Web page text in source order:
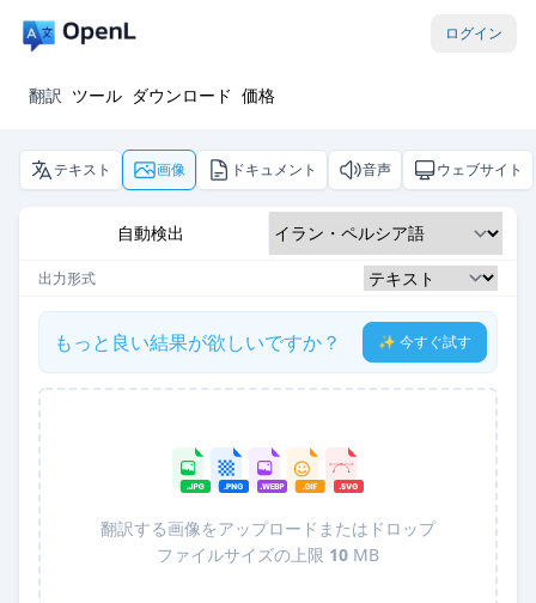
ログイン
翻訳 ツール ダウンロード 価格
テキスト 画像 ドキュメント 音声 ウェブサイト
自動検出
出力形式
もっと良い結果が欲しいですか？ ✨ 今すぐ試す
翻訳する画像をアップロードまたはドロップ
ファイルサイズの上限 10 MB